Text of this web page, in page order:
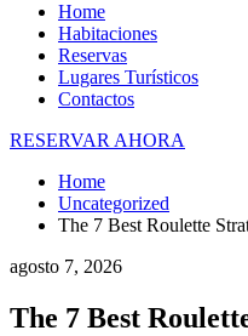
Home
Habitaciones
Reservas
Lugares Turísticos
Contactos
RESERVAR AHORA
Home
Uncategorized
The 7 Best Roulette
agosto 7, 2026
The 7 Best